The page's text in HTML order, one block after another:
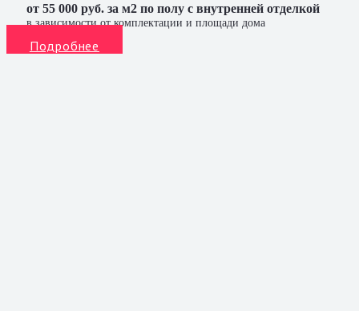
от 55 000 руб. за м2 по полу с внутренней отделкой
в зависимости от комплектации и площади дома
Подробнее